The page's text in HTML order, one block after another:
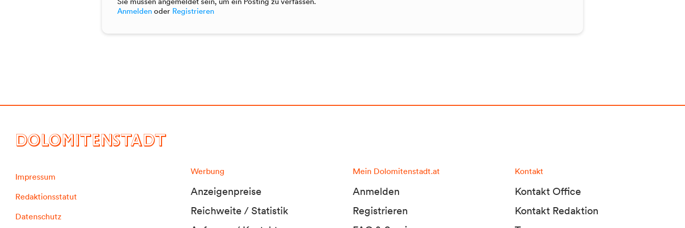
Anmelden oder Registrieren
DOLOMITENSTADT
Impressum
Redaktionsstatut
Datenschutz
Werbung
Anzeigenpreise
Reichweite / Statistik
Mein Dolomitenstadt.at
Anmelden
Registrieren
Kontakt
Kontakt Office
Kontakt Redaktion